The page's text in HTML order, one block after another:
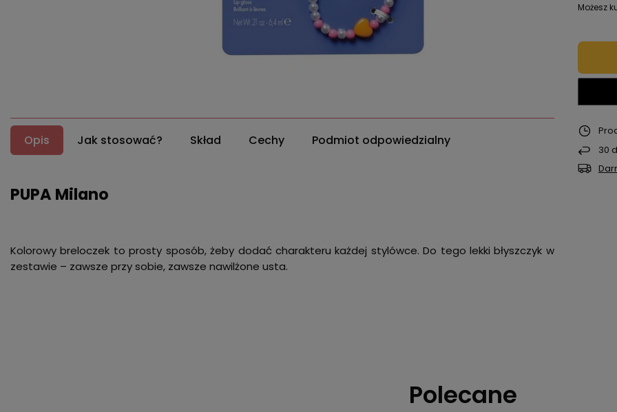
Opis Jak stosować? Skład Cechy Podmiot odpowiedzialny
PUPA Milano
Kolorowy breloczek to prosty sposób, żeby dodać charakteru każdej stylówce. Do tego lekki błyszczyk w
zestawie – zawsze przy sobie, zawsze nawilżone usta.
Możesz
30
Polecane